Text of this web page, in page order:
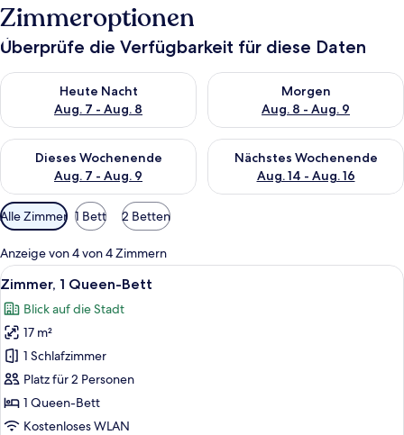
Zimmeroptionen
Überprüfe die Verfügbarkeit für diese Daten
Heute Nacht
Aug. 7 - Aug. 8
Überprüfe die Verfügbarkeit für heute Nacht, Aug. 7 - Aug. 8.
Morgen
Aug. 8 - Aug. 9
Überprüfe die Verfügbarkeit
Dieses Wochenende
Aug. 7 - Aug. 9
Überprüfe die Verfügbarkeit für dieses Wochenende, Aug. 7
Nächstes Wochenende
Aug. 14 - Aug. 16
Überprüfe die Verfügbarkeit
Verfügbare
Filter
für
Zimmer
Alle Zimmer 1 Bett 2 Betten
Anzeige von 4 von 4 Zimmern
Alle
Fotos
für
Zimmer,
Queen-
Bett
anzeigen
Ein kleines Hotelzimmer mit einem
13
Zimmer, 1 Queen-Bett
Blick auf die Stadt
17 m²
1 Schlafzimmer
Platz für 2 Personen
1 Queen-Bett
Kostenloses WLAN